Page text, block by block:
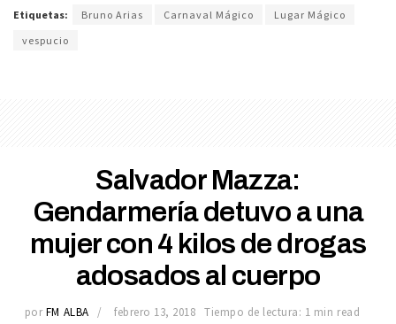
Etiquetas: Bruno Arias Carnaval Mágico
Lugar Mágico
vespucio
Salvador Mazza:
Gendarmería detuvo a una
mujer con 4 kilos de drogas
adosados al cuerpo
por FM ALBA febrero 13, 2018 Tiempo de lectura: 1 min read